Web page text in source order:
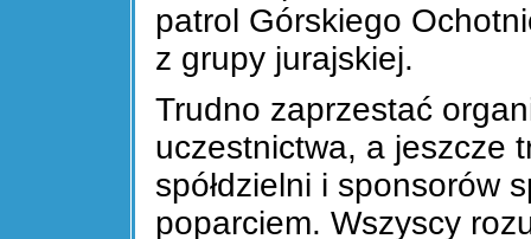
patrol Górskiego
z grupy jurajskiej.
Trudno zaprzestać
uczestnictwa, a jeszcze
spółdzielni i sponsorów
poparciem. Wszyscy